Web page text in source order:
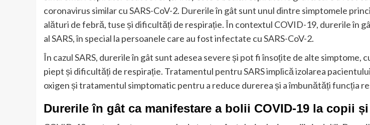
coronavirus similar cu SARS-CoV-2. Durerile în gât sunt unul dintre simptomele
alături de febră, tuse și dificultăți de respirație. În contextul COVID-19, durerile în
al SARS, în special la persoanele care au fost infectate cu SARS-CoV-2.
În cazul SARS, durerile în gât sunt adesea severe și pot fi însoțite de alte simptome,
piept și dificultăți de respirație. Tratamentul pentru SARS implică izolarea
oxigen și tratamentul simptomatic pentru a reduce durerea și a îmbunătăți funcția
Durerile în gât ca manifestare a bolii COVID-19 la copii